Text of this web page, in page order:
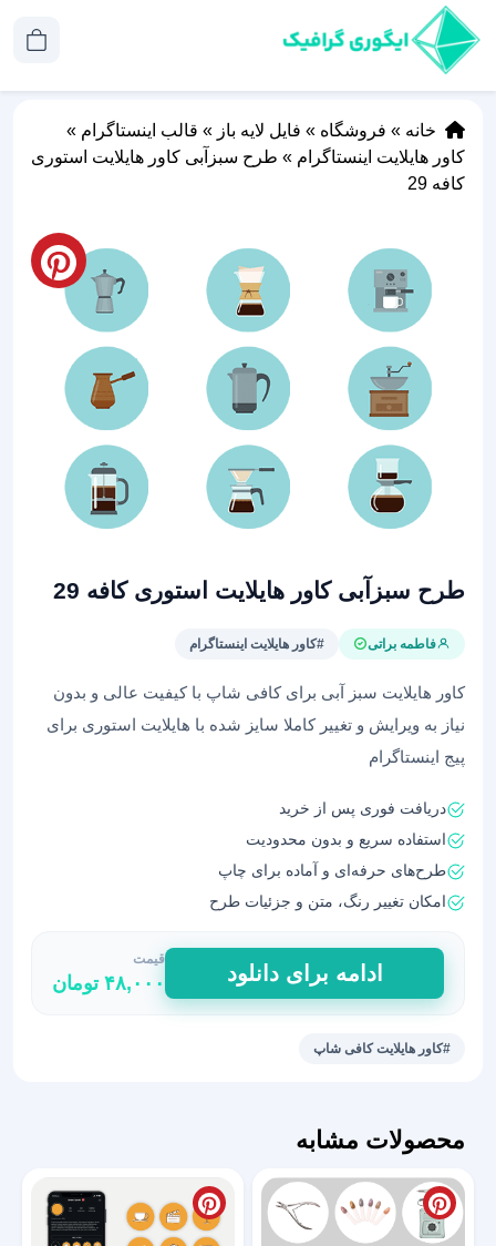
خانه » فروشگاه » فایل لایه باز » قالب اینستاگرام »
کاور هایلایت اینستاگرام » طرح سبزآبی کاور هایلایت استوری
کافه 29
طرح سبزآبی کاور هایلایت استوری کافه 29
فاطمه براتی #کاور هایلایت اینستاگرام
کاور هایلایت سبز آبی برای کافی شاپ با کیفیت عالی و بدون
نیاز به ویرایش و تغییر کاملا سایز شده با هایلایت استوری برای
پیج اینستاگرام
دریافت فوری پس از خرید
استفاده سریع و بدون محدودیت
طرح‌های حرفه‌ای و آماده برای چاپ
امکان تغییر رنگ، متن و جزئیات طرح
طرح
سبزآبی
کاور
هایلایت
عدد
ادامه برای دانلود
قیمت
۴۸,۰۰۰ تومان
#کاور هایلایت کافی شاپ
محصولات مشابه